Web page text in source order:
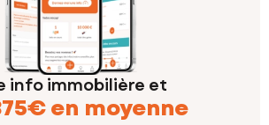
info immobilière et
en moyenne